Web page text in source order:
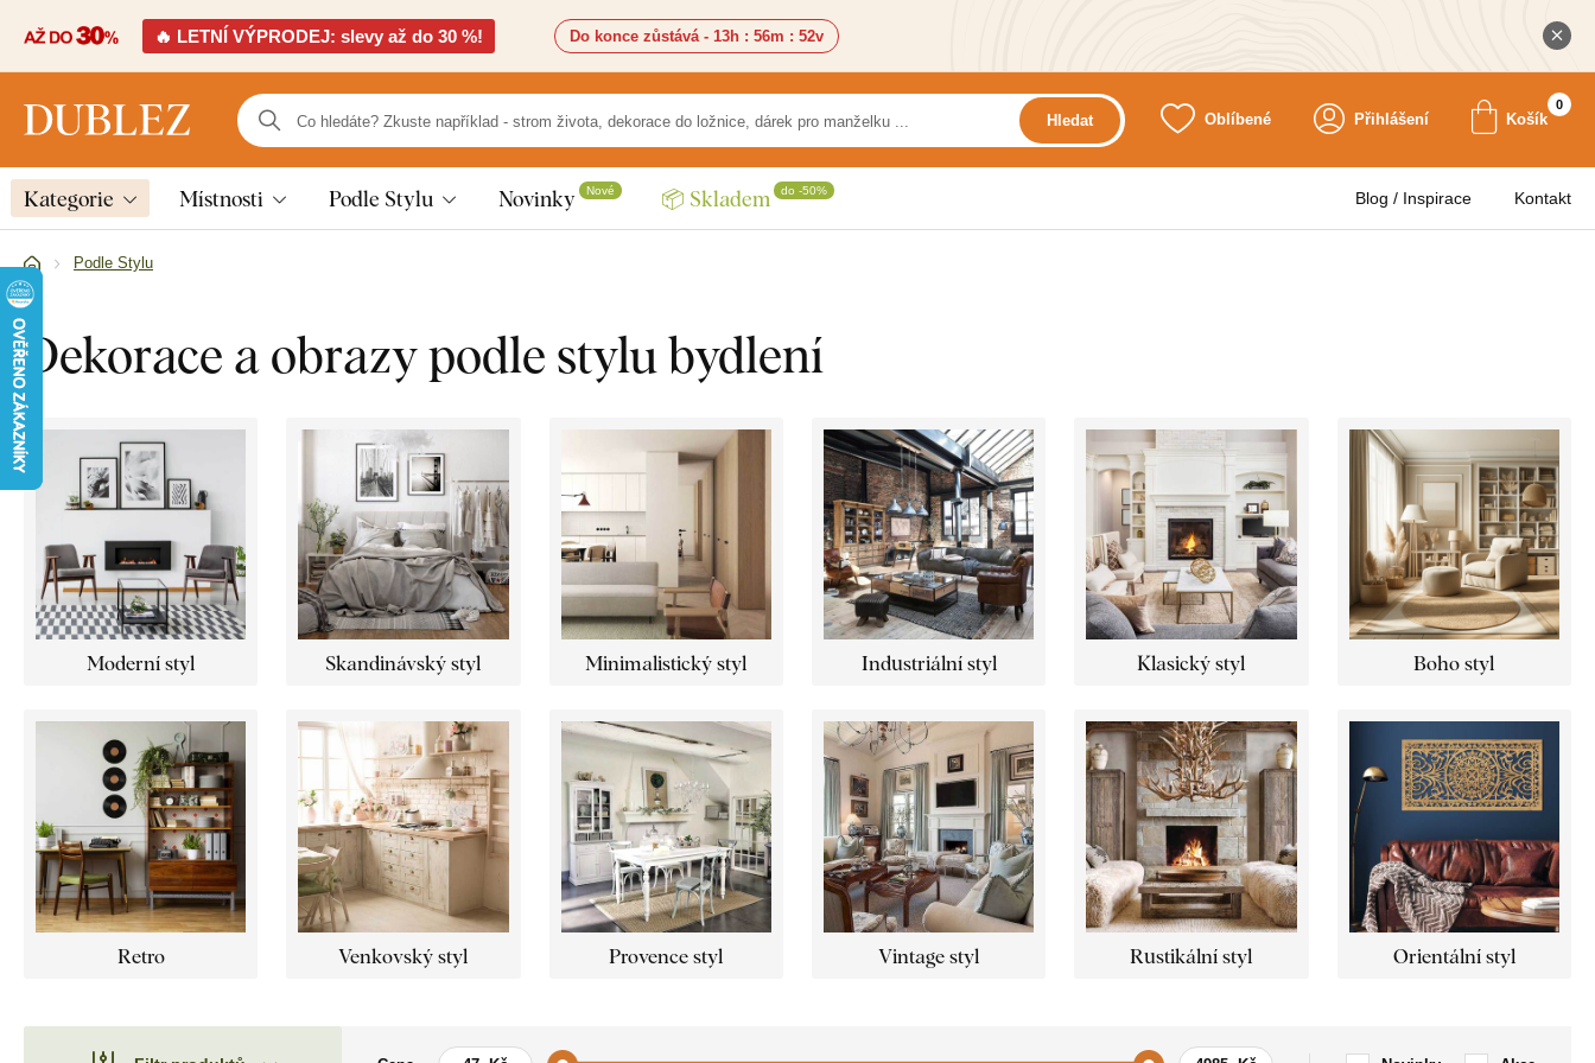
🔥 LETNÍ VÝPRODEJ: slevy až do 30 %! Do konce zůstává - 13h : 56m : 50v
Hledat Oblíbené Přihlášení Košík
0
Kategorie Místnosti Podle Stylu Novinky Nové 📦 Skladem do -50% Blog / Inspirace Kontakt
Podle Stylu
Dekorace a obrazy podle stylu bydlení
Moderní styl Skandinávský styl Minimalistický styl Industriální styl Klasický styl Boho styl
Retro Venkovský styl Provence styl Vintage styl Rustikální styl Orientální styl